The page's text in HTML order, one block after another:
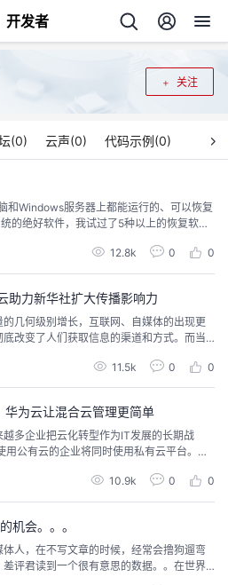
开发者
关注
(0) 云声(0) 代码示例(0)
和Windows服务器上都能运行的、可以恢复
的绝好软件，我试过了5种以上的恢复软
定不虚此行。
12.8k 0 0
助力新华社扩大传播影响力
几何级别增长，互联网、自媒体的出现更
改变了人们获取信息的渠道和方式。而当
指出，假新闻在社交媒体的传播速度是真
全球新闻行业报告同样显示，公众对新闻
11.5k 0 0
为云让混合云管理更简单
多企业把云化转型作为IT发展的长期战
公有云的企业将同时使用私有云平台。而
优势，选择最优的云服务组合，构建最适
可以利用云服务厂商的各地资源，满足业
10.9k 0 0
机会。。。
人，在不写文章的时候，经常会撸狗遛弯
评君读到一个很有意思的数据。。在世界